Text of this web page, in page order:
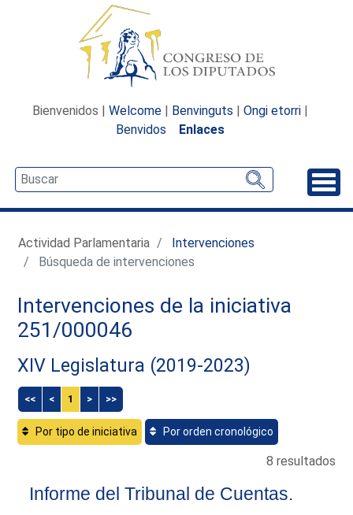
Bienvenidos | Welcome | Benvinguts | Ongi etorri |
Benvidos
Enlaces
Actividad Parlamentaria
Intervenciones
Búsqueda de intervenciones
Intervenciones de la iniciativa
251/000046
XIV Legislatura (2019-2023)
<< < 1 > >>
Por tipo de iniciativa Por orden cronológico
8 resultados
Informe del Tribunal de Cuentas.